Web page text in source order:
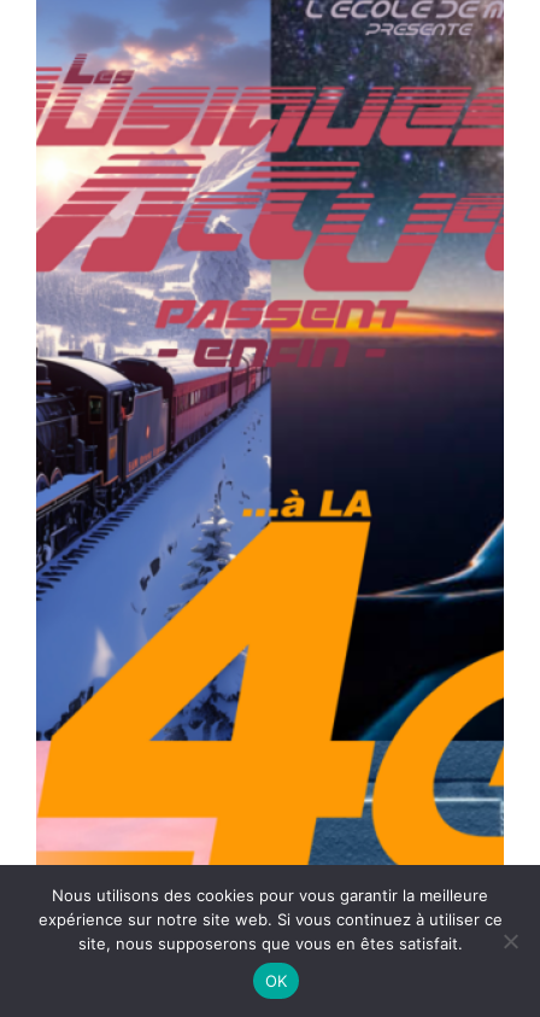
Nous utilisons des cookies pour vous garantir la meilleure
expérience sur notre site web. Si vous continuez à utiliser ce
site, nous supposerons que vous en êtes satisfait.
OK